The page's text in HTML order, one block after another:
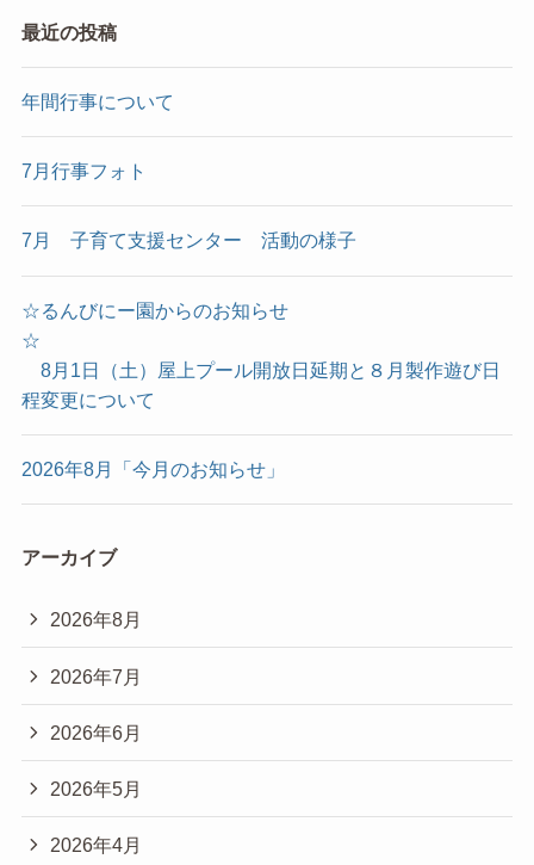
最近の投稿
年間行事について
7月行事フォト
7月 子育て支援センター 活動の様子
☆るんびにー園からのお知らせ
☆
8月1日（土）屋上プール開放日延期と８月製作遊び日
程変更について
2026年8月「今月のお知らせ」
アーカイブ
2026年8月
2026年7月
2026年6月
2026年5月
2026年4月